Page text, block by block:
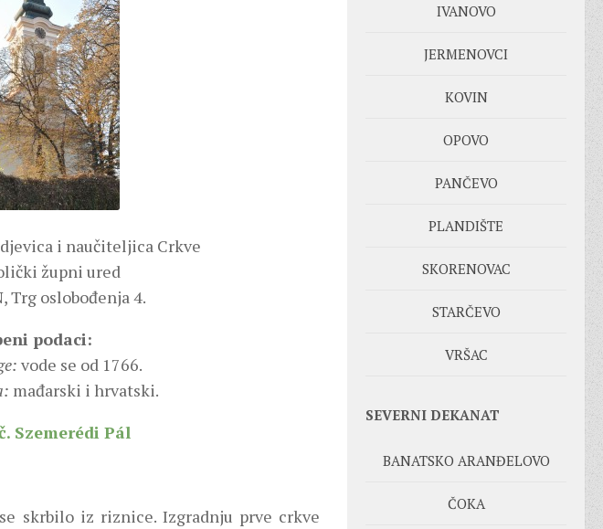
i naučiteljica Crkve
župni ured
Trg oslobođenja 4.
podaci:
vode se od 1766.
mađarski i hrvatski.
Szemerédi Pál
skrbilo iz riznice. Izgradnju prve crkve
IVANOVO
JERMENOVCI
KOVIN
OPOVO
PANČEVO
PLANDIŠTE
SKORENOVAC
STARČEVO
VRŠAC
SEVERNI DEKANAT
BANATSKO ARANĐELOVO
ČOKA